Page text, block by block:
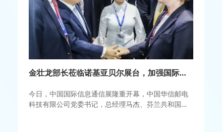
金壮龙部长莅临诺基亚贝尔展台，加强国际合作, 打造互利共赢新生态
今日，中国国际信息通信展隆重开幕，中国华信邮电
科技有限公司党委书记，总经理马杰、芬兰共和国驻